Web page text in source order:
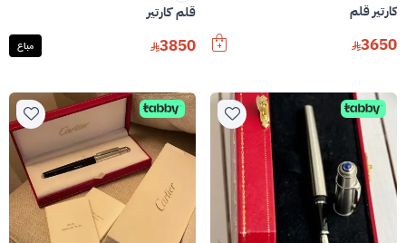
كارتير قلم
3650
قلم كارتير
3850 مباع